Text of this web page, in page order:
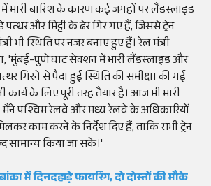
बारिश के कारण कई जगहों पर लैंडस्लाइड
और मिट्टी के ढेर गिर गए हैं, जिससे ट्रेन
भी स्थिति पर नजर बनाए हुए हैं। रेल मंत्री
'मुंबई-पुणे घाट सेक्शन में भारी लैंडस्लाइड और
गिरने से पैदा हुई स्थिति की समीक्षा की गई
कार्य के लिए पूरी तरह तैयार है। आज भी भारी
मैंने पश्चिम रेलवे और मध्य रेलवे के अधिकारियों
काम करने के निर्देश दिए हैं, ताकि सभी ट्रेन
किया जा सके।'
में दिनदहाड़े फायरिंग, दो दोस्तों की मौके